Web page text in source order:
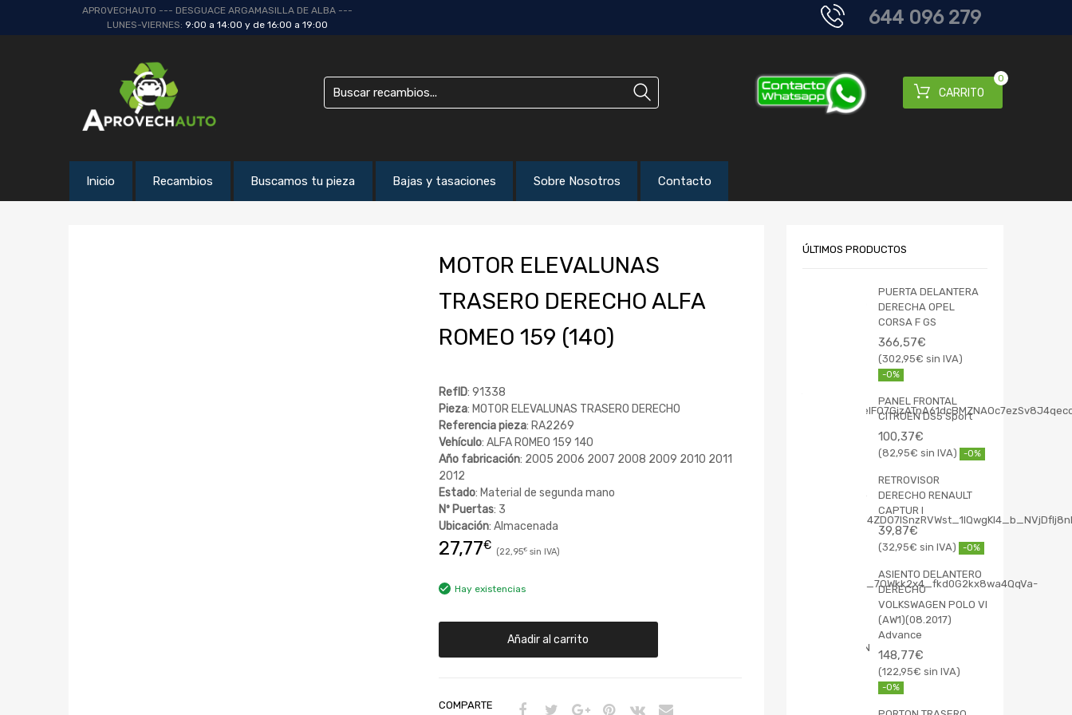
APROVECHAUTO --- DESGUACE ARGAMASILLA DE ALBA ---
LUNES-VIERNES: 9:00 a 14:00 y de 16:00 a 19:00 644 096 279
CARRITO
0
Inicio Recambios Buscamos tu pieza Bajas y tasaciones Sobre Nosotros Contacto
MOTOR ELEVALUNAS
TRASERO DERECHO ALFA
ROMEO 159 (140)
RefID: 91338
Pieza: MOTOR ELEVALUNAS TRASERO DERECHO
Referencia pieza: RA2269
Vehículo: ALFA ROMEO 159 140
Año fabricación: 2005 2006 2007 2008 2009 2010 2011
2012
Estado: Material de segunda mano
Nº Puertas: 3
Ubicación: Almacenada
27,77€ 22,95€
Hay existencias
Añadir al carrito
COMPARTE
ÚLTIMOS PRODUCTOS
PUERTA DELANTERA
DERECHA OPEL
CORSA F GS
366,57€
302,95€
-0%
PANEL FRONTAL
CITROEN DS5 Sport
100,37€
82,95€ -0%
RETROVISOR
DERECHO RENAULT
CAPTUR I
39,87€
32,95€ -0%
ASIENTO DELANTERO
DERECHO
VOLKSWAGEN POLO VI
(AW1)(08.2017)
Advance
148,77€
122,95€
-0%